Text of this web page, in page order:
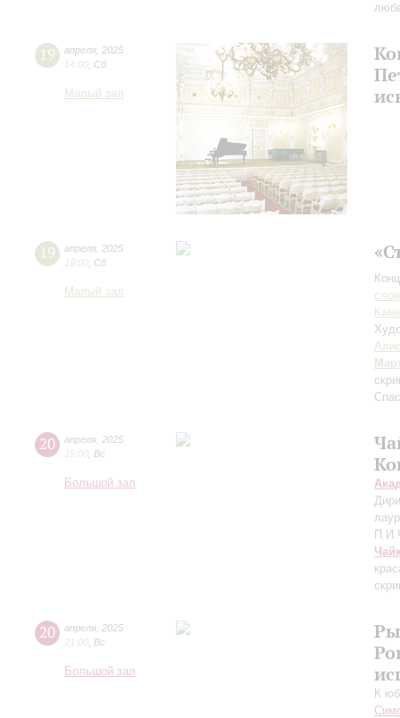
19 апреля 2025
14:00 Сб
Малый зал
19 апреля 2025
19:00 Сб
Малый зал
20 апреля 2025
15:00 Вс
Большой зал
20 апреля 2025
21:00 Вс
Большой зал
К